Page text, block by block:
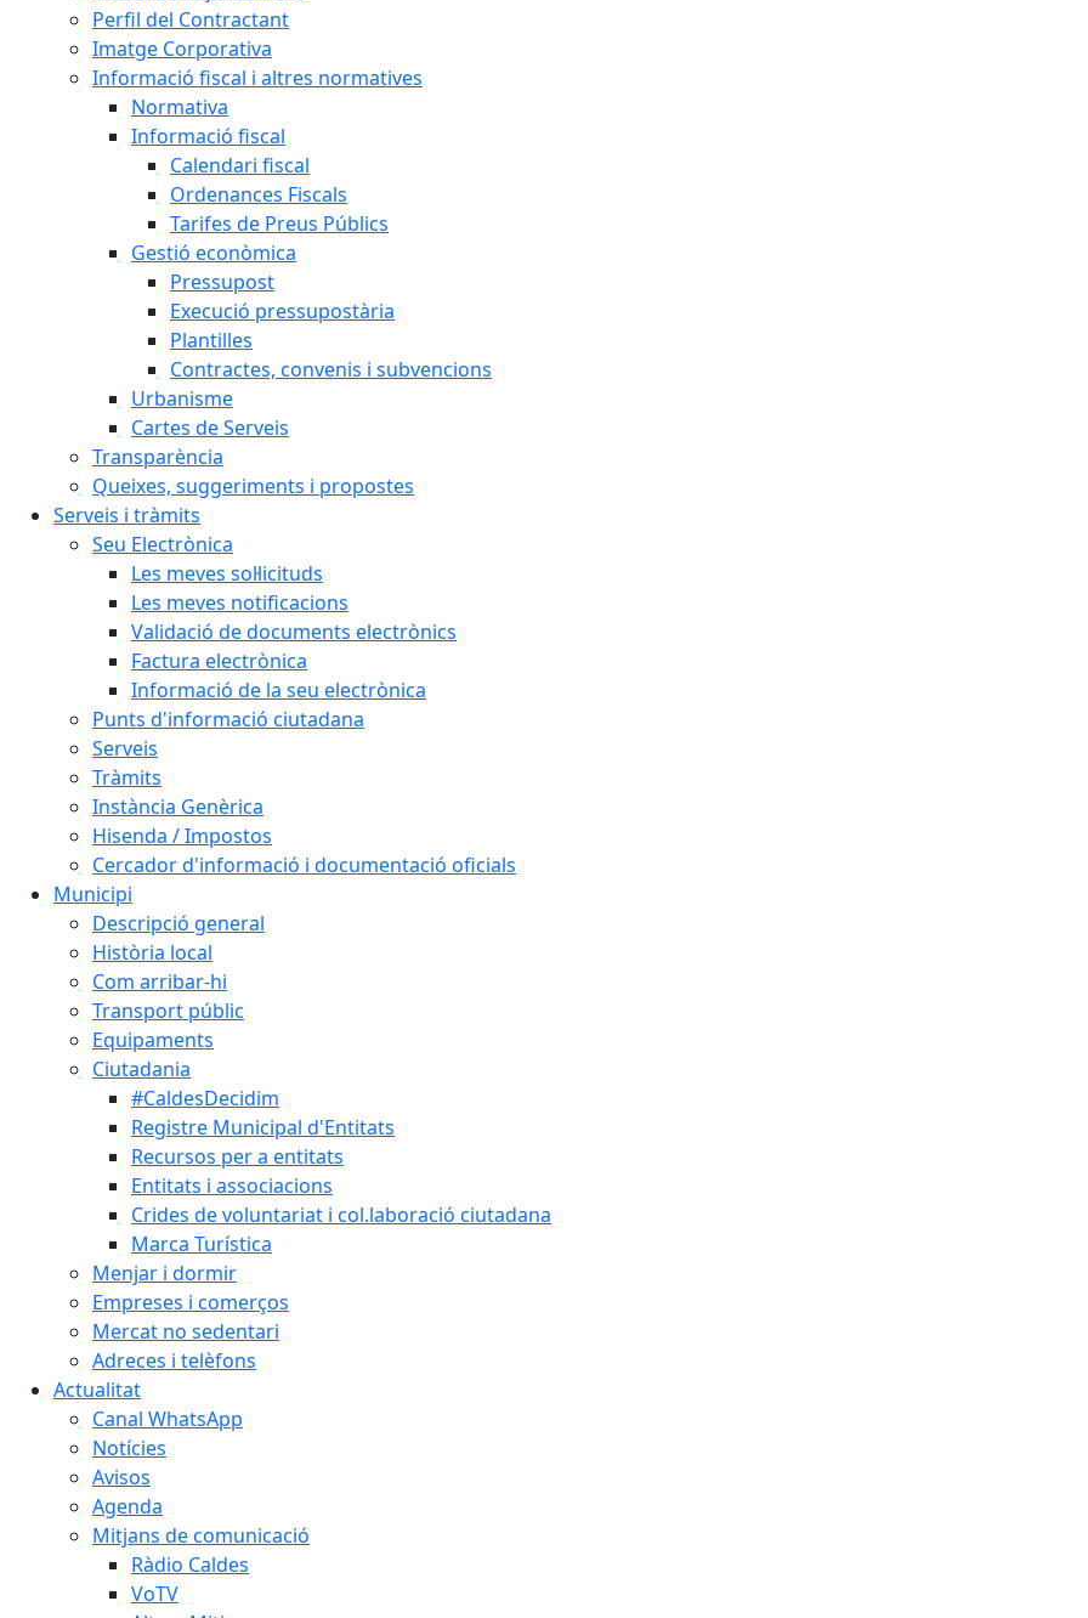
Perfil del Contractant
Imatge Corporativa
Informació fiscal i altres normatives
Normativa
Informació fiscal
Calendari fiscal
Ordenances Fiscals
Tarifes de Preus Públics
Gestió econòmica
Pressupost
Execució pressupostària
Plantilles
Contractes, convenis i subvencions
Urbanisme
Cartes de Serveis
Transparència
Queixes, suggeriments i propostes
Serveis i tràmits
Seu Electrònica
Les meves sol·licituds
Les meves notificacions
Validació de documents electrònics
Factura electrònica
Informació de la seu electrònica
Punts d'informació ciutadana
Serveis
Tràmits
Instància Genèrica
Hisenda / Impostos
Cercador d'informació i documentació oficials
Municipi
Descripció general
Història local
Com arribar-hi
Transport públic
Equipaments
Ciutadania
#CaldesDecidim
Registre Municipal d'Entitats
Recursos per a entitats
Entitats i associacions
Crides de voluntariat i col.laboració ciutadana
Marca Turística
Menjar i dormir
Empreses i comerços
Mercat no sedentari
Adreces i telèfons
Actualitat
Canal WhatsApp
Notícies
Avisos
Agenda
Mitjans de comunicació
Ràdio Caldes
VoTV